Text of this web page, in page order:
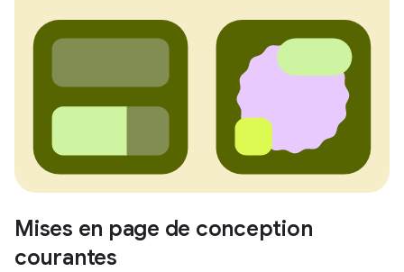
Mises en page de conception
courantes